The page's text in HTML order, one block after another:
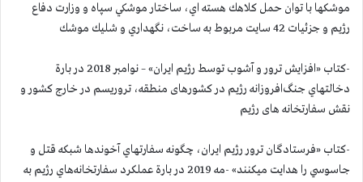
موشكها با توان حمل كلاهك هسته اي، ساختار موشكي سپاه و وزارت دفاع
رژيم و جزئيات 42 سايت مربوط به ساخت، نگهداري و شليك موشك
-کتاب «افزايش ترور و آشوب توسط رژيم ايران» – نوامبر 2018 در بارة
دخالتهاي جنگ‌افروزانه رژيم در کشورهای منطقه، تروريسم در خارج كشور و
نقش سفارتخانه های رژیم
-کتاب «فرستادگان ترور رژیم ايران، چگونه سفارتهاي آخوندها شبكه قتل و
جاسوسي را هدايت ميكنند» -مه 2019 در بارة عملكرد سفارتخانه‌هاي رژيم به